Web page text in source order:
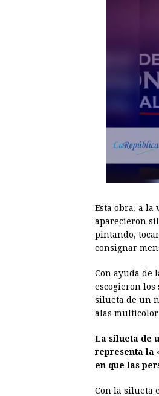
Esta obra, a
aparecieron
pintando,
consignar
Con ayuda de
escogieron
silueta de un
alas
La silueta de
representa la
en que las
Con la silueta